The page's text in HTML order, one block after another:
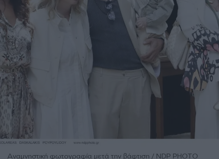
Αναμνηστική φωτογραφία μετά την βάφτιση / NDP PHOTO